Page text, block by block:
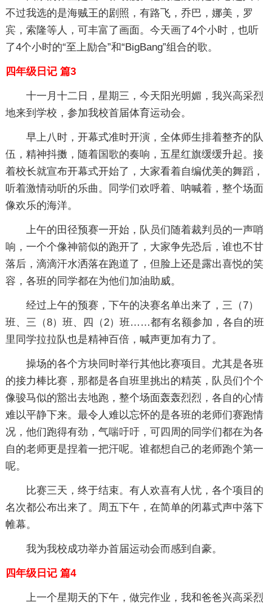
不过我选的是海贼王的剧照，有路飞，乔巴，娜美，罗
宾，索隆等人，可丰富了画面。今天画了4个小时，也听
了4个小时的“至上励合”和“BigBang”组合的歌。
四年级日记 篇3
十一月十二日，星期三，今天阳光明媚，我兴高采烈
地来到学校，参加我校首届体育运动会。
早上八时，开幕式准时开演，全体师生排着整齐的队
伍，精神抖擞，随着国歌的奏响，五星红旗缓缓升起。接
着校长就宣布开幕式开始了，大家看着自编优美的舞蹈，
听着激情动听的乐曲。同学们欢呼着、呐喊着，整个场面
像欢乐的海洋。
上午的田径预赛一开始，队员们随着裁判员的一声哨
响，一个个像神箭似的跑开了，大家争先恐后，谁也不甘
落后，滴滴汗水洒落在跑道了，但脸上还是露出喜悦的笑
容，各班的同学都在为他们加油助威。
经过上午的预赛，下午的决赛名单出来了，三（7）
班、三（8）班、四（2）班……都有名额参加，各自的班
里同学拉拉队也是精神百倍，喊声更加有力了。
操场的各个方块同时举行其他比赛项目。尤其是各班
的接力棒比赛，那都是各自班里挑出的精英，队员们个个
像骏马似的豁出去地跑，整个场面轰轰烈烈，各自的心情
难以平静下来。最令人难以忘怀的是各班的老师们赛跑情
况，他们跑得有劲，气喘吁吁，可四周的同学们都在为各
自的老师更是捏着一把汗呢。谁都想自己的老师跑个第一
呢。
比赛三天，终于结束。有人欢喜有人忧，各个项目的
名次都公布出来了。周五下午，在简单的闭幕式声中落下
帷幕。
我为我校成功举办首届运动会而感到自豪。
四年级日记 篇4
上一个星期天的下午，做完作业，我和爸爸兴高采烈